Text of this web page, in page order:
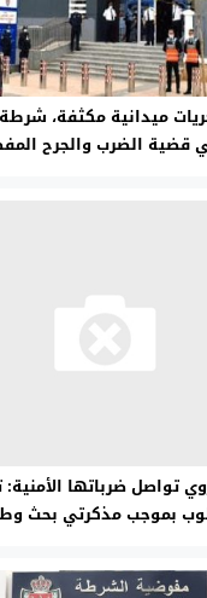
ميدانية مكثفة،
قضية الضرب والجرح
تواصل ضرباتها
بموجب مذكرتي بحث